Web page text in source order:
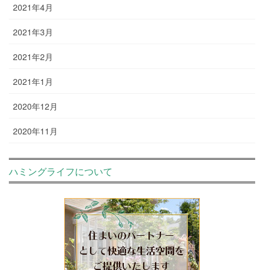
2021年4月
2021年3月
2021年2月
2021年1月
2020年12月
2020年11月
ハミングライフについて